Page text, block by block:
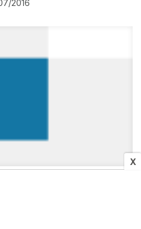
X
2016